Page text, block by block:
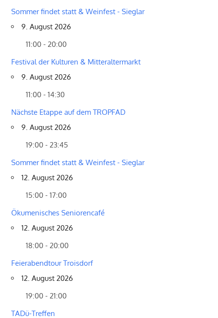
Sommer findet statt & Weinfest - Sieglar
9. August 2026
11:00 - 20:00
Festival der Kulturen & Mitteraltermarkt
9. August 2026
11:00 - 14:30
Nächste Etappe auf dem TROPFAD
9. August 2026
19:00 - 23:45
Sommer findet statt & Weinfest - Sieglar
12. August 2026
15:00 - 17:00
Ökumenisches Seniorencafé
12. August 2026
18:00 - 20:00
Feierabendtour Troisdorf
12. August 2026
19:00 - 21:00
TADü-Treffen